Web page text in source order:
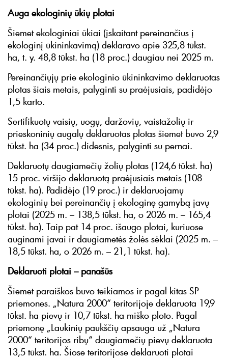
Auga ekologinių ūkių plotai
Šiemet ekologiniai ūkiai (įskaitant pereinančius į
ekologinį ūkininkavimą) deklaravo apie 325,8 tūkst.
ha, t. y. 48,8 tūkst. ha (18 proc.) daugiau nei 2025 m.
Pereinančiųjų prie ekologinio ūkininkavimo deklaruotas
plotas šiais metais, palyginti su praėjusiais, padidėjo
1,5 karto.
Sertifikuotų vaisių, uogų, daržovių, vaistažolių ir
prieskoninių augalų deklaruotas plotas šiemet buvo 2,9
tūkst. ha (34 proc.) didesnis, palyginti su pernai.
Deklaruotų daugiamečių žolių plotas (124,6 tūkst. ha)
15 proc. viršijo deklaruotą praėjusiais metais (108
tūkst. ha). Padidėjo (19 proc.) ir deklaruojamų
ekologinių bei pereinančių į ekologinę gamybą javų
plotai (2025 m. – 138,5 tūkst. ha, o 2026 m. – 165,4
tūkst. ha). Taip pat 14 proc. išaugo plotai, kuriuose
auginami javai ir daugiametės žolės sėklai (2025 m. –
18,5 tūkst. ha, o 2026 m. – 21,1 tūkst. ha).
Deklaruoti plotai – panašūs
Šiemet paraiškos buvo teikiamos ir pagal kitas SP
priemones. „Natura 2000“ teritorijoje deklaruota 19,9
tūkst. ha pievų ir 10,7 tūkst. ha miško ploto. Pagal
priemonę „Laukinių paukščių apsauga už „Natura
2000“ teritorijos ribų“ daugiamečių pievų deklaruota
13,5 tūkst. ha. Šiose teritorijose deklaruoti plotai